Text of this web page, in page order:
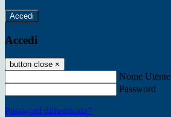
Accedi
Accedi
button close ×
Nome Utente
Password
Password dimenticata?